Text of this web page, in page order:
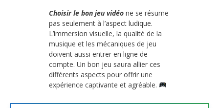
Choisir le bon jeu vidéo ne se résume
pas seulement à l’aspect ludique.
L’immersion visuelle, la qualité de la
musique et les mécaniques de jeu
doivent aussi entrer en ligne de
compte. Un bon jeu saura allier ces
différents aspects pour offrir une
expérience captivante et agréable.